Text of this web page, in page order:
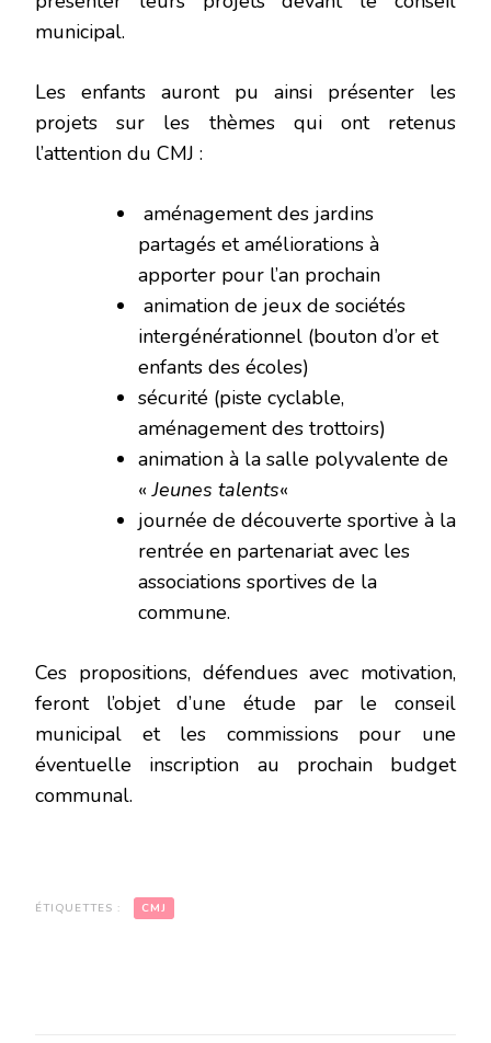
municipal.
Les enfants auront pu ainsi présenter les
projets sur les thèmes qui ont retenus
l’attention du CMJ :
aménagement des jardins
partagés et améliorations à
apporter pour l’an prochain
animation de jeux de sociétés
intergénérationnel (bouton d’or et
enfants des écoles)
sécurité (piste cyclable,
aménagement des trottoirs)
animation à la salle polyvalente de
«Jeunes talents«
journée de découverte sportive à la
rentrée en partenariat avec les
associations sportives de la
commune.
Ces propositions, défendues avec motivation,
feront l’objet d’une étude par le conseil
municipal et les commissions pour une
éventuelle inscription au prochain budget
communal.
ÉTIQUETTES : CMJ